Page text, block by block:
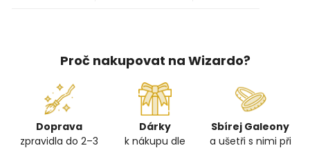
Proč nakupovat na Wizardo?
Doprava
zpravidla do 2–3
Dárky
k nákupu dle
Sbírej Galeony
a ušetři s nimi při